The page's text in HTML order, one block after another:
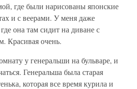
где были нарисованы японские
и с веерами. У меня даже
она там сидит на диване с
Красивая очень.
у генеральши на бульваре, и
Генеральша была старая
которая все время курила и